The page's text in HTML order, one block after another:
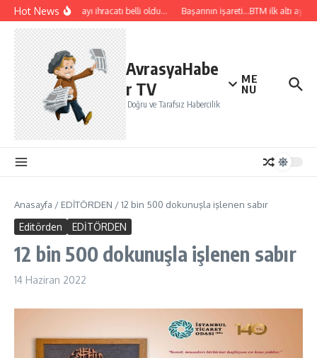
İçeriğe atla
Hot NewsTemmuz ayı ihracatı belli oldu… Başarının işareti…BTM ilk altı ayda
AvrasyaHabe
r TV
Doğru ve Tarafsız Habercilik
ME
NU
Anasayfa / EDİTÖRDEN /12 bin 500 dokunuşla işlenen sabır
Editörden EDİTÖRDEN
12 bin 500 dokunuşla işlenen sabır
14 Haziran 2022